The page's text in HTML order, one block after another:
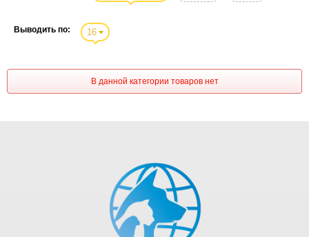
Выводить по: 16
В данной категории товаров нет